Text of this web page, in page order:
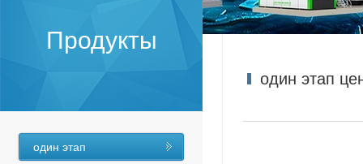
Продукты
один этап
один этап